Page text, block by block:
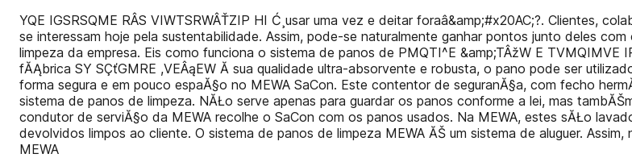
YQE IGSRSQME RÂ­S VIWTSRWÂŤZIP HI Ć¸usar uma vez e deitar foraâ&amp;#x20AC;?. Clientes,
se interessam hoje pela sustentabilidade. Assim, pode-se naturalmente ganhar pontos junto deles
limpeza da empresa. Eis como funciona o sistema de panos de PMQTI^E &amp;TÂžW E TVMQIMVE
fĂĄbrica SY SÇťGMRE ,VEÂąEW Ă sua qualidade ultra-absorvente e robusta, o pano pode ser
forma segura e em pouco espaĂ§o no MEWA SaCon. Este contentor de seguranĂ§a, com fecho
sistema de panos de limpeza. NĂŁo serve apenas para guardar os panos conforme a lei, mas
condutor de serviĂ§o da MEWA recolhe o SaCon com os panos usados. Na MEWA, estes sĂŁo
devolvidos limpos ao cliente. O sistema de panos de limpeza MEWA ĂŠ um sistema de aluguer.
MEWA